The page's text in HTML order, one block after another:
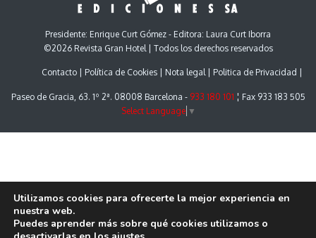
Presidente: Enrique Curt Gómez - Editora: Laura Curt Iborra
©2026 Revista Gran Hotel | Todos los derechos reservados
Contacto Política de Cookies Nota legal Politica de Privacidad
Paseo de Gracia, 63. 1º 2ª. 08008 Barcelona - 933 180 101 ¦ Fax 933 183 505
Select Language ▼
Utilizamos cookies para ofrecerte la mejor experiencia en
nuestra web.
Puedes aprender más sobre qué cookies utilizamos o